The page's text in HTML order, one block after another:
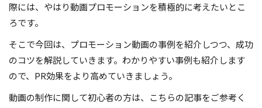
際には、やはり動画プロモーションを積極的に考えたいとこ
ろです。
そこで今回は、プロモーション動画の事例を紹介しつつ、成功
のコツを解説していきます。わかりやすい事例も紹介します
ので、PR効果をより高めていきましょう。
動画の制作に関して初心者の方は、こちらの記事をご参考く